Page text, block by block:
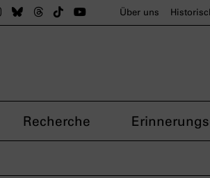
Das nsdoku München auf Instagram
Das nsdoku München auf BlueSky
Das nsdoku München auf
Das nsdoku München auf
Das nsdoku München
Über uns
Recherche